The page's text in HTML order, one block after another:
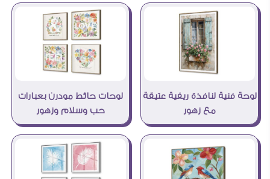
لوحة فنية لنافذة ريفية عتيقة
مع زهور
لوحات حائط مودرن بعبارات
حب وسلام وزهور